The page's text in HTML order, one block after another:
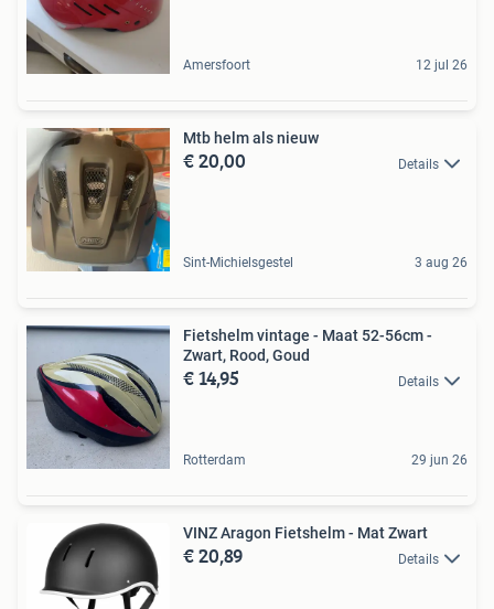
Amersfoort 12 jul 26
Mtb helm als nieuw
€ 20,00 Details
Sint-Michielsgestel 3 aug 26
Fietshelm vintage - Maat 52-56cm -
Zwart, Rood, Goud
€ 14,95 Details
Rotterdam 29 jun 26
VINZ Aragon Fietshelm - Mat Zwart
€ 20,89 Details